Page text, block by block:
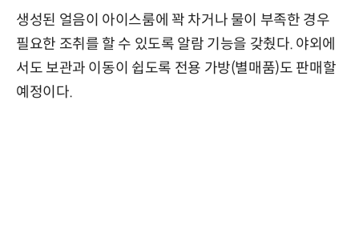
생성된 얼음이 아이스룸에 꽉 차거나 물이 부족한 경우
필요한 조취를 할 수 있도록 알람 기능을 갖췄다. 야외에
서도 보관과 이동이 쉽도록 전용 가방(별매품)도 판매할
예정이다.